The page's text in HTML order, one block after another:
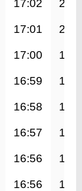
17:02
17:01
17:00
16:59
16:58
16:57
16:56
16:56